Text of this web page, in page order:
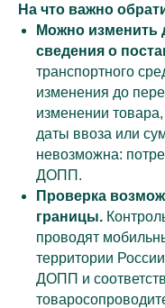
На что важно
Можно изменить
сведения о
транспортного
изменения до
изменении товара,
даты ввоза или
невозможна:
ДОПП.
Проверка
границы.
проводят
территории
ДОПП и